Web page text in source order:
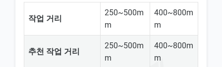
작업 거리
250~500m
m
400~800m
m
추천 작업 거리
250~500m
m
400~800m
m